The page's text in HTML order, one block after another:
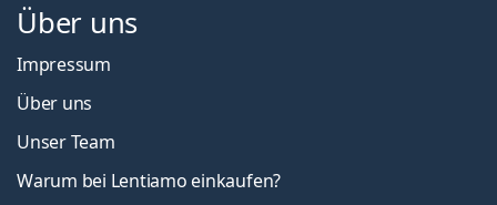
Über uns
Impressum
Über uns
Unser Team
Warum bei Lentiamo einkaufen?